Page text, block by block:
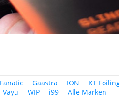
Fanatic Gaastra ION KT
Vayu WIP i99 Alle Marken